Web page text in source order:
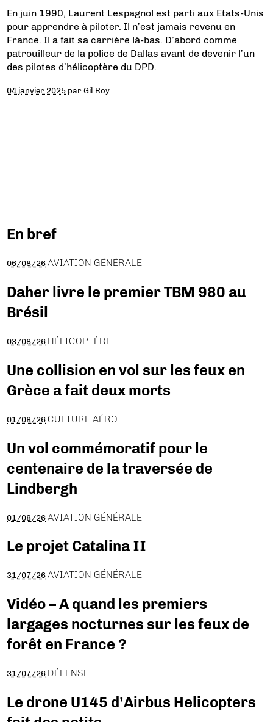
En juin 1990, Laurent Lespagnol est parti aux Etats-Unis
pour apprendre à piloter. Il n’est jamais revenu en
France. Il a fait sa carrière là-bas. D’abord comme
patrouilleur de la police de Dallas avant de devenir l’un
des pilotes d’hélicoptère du DPD.
04 janvier 2025 parGil Roy
En bref
06/08/26 AVIATION GÉNÉRALE
Daher livre le premier TBM 980 au
Brésil
03/08/26 HÉLICOPTÈRE
Une collision en vol sur les feux en
Grèce a fait deux morts
01/08/26 CULTURE AÉRO
Un vol commémoratif pour le
centenaire de la traversée de
Lindbergh
01/08/26 AVIATION GÉNÉRALE
Le projet Catalina II
31/07/26 AVIATION GÉNÉRALE
Vidéo – A quand les premiers
largages nocturnes sur les feux de
forêt en France ?
31/07/26 DÉFENSE
Le drone U145 d’Airbus Helicopters